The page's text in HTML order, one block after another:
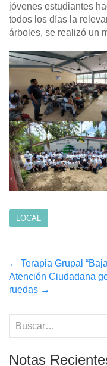
jóvenes estudiantes
todos los días la
árboles, se realizó un
LOCAL
Post
navigation
← Terapia Grupal
Atención Ciudadana
ruedas →
Notas